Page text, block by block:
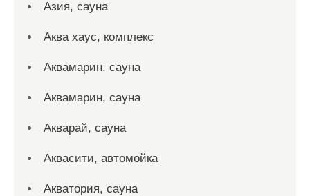
Азия, сауна
Аква хаус, комплекс
Аквамарин, сауна
Аквамарин, сауна
Акварай, сауна
Аквасити, автомойка
Акватория, сауна